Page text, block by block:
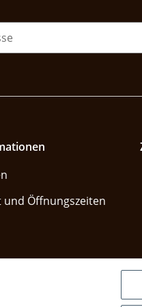
und Öffnungszeiten